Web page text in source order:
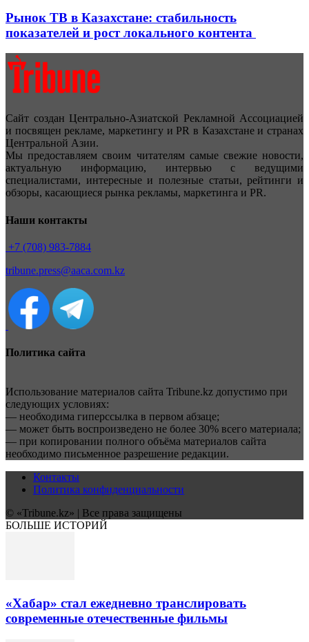
Рынок ТВ в Казахстане: стабильность
показателей и рост локального контента
Сайт создан Центрально-Азиатской Рекламной Ассоциацией
и посвящен рекламе, маркетингу и PR в Казахстане и странах
Центральной Азии.
Мы предоставляем своим читателям самые свежие новости,
актуальную информацию, интервью с ведущими
специалистами, интересные и полезные статьи, рейтинги и
обзоры, касающиеся рынка рекламы, маркетинга и PR.
Наши контакты
+7 (708) 983-7884
tribune.press@aaca.com.kz
Политика сайта
Использование материалов сайта Tribune.kz допустимо при
следующих условиях:
— необходима гиперссылка в первом абзаце;
— может быть воспроизведено не более 30% всего материала;
— при копировании полного объёма материалов сайта
необходимо письменное разрешение редакции.
Контакты
Политика конфиденциальности
© «Tribune.kz» | Все права защищены
БОЛЬШЕ ИСТОРИЙ
«Хабар» стал ежедневно транслировать
современные отечественные фильмы